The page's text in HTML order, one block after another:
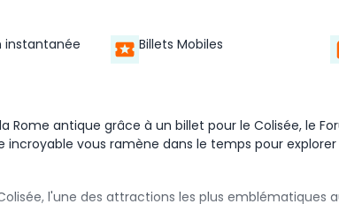
instantanée Billets Mobiles
Rome antique grâce à un billet pour le Colisée, le
incroyable vous ramène dans le temps pour
l'une des attractions les plus emblématiques